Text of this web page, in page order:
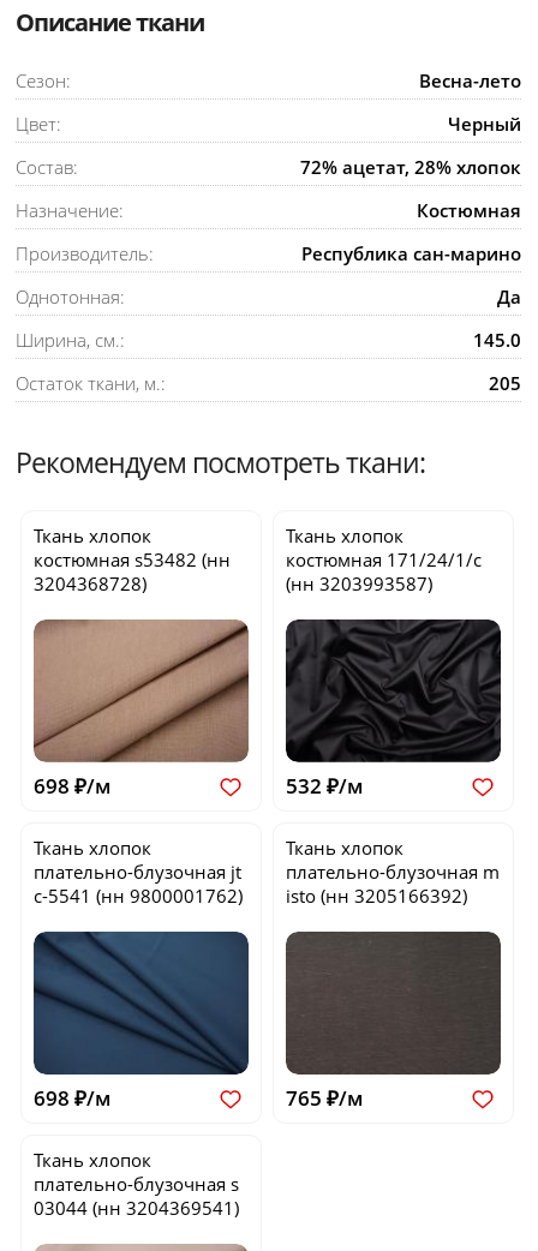
Описание ткани
Сезон:
Весна-лето
Цвет:
Черный
Состав:
72% ацетат, 28% хлопок
Назначение:
Костюмная
Производитель:
Республика сан-марино
Однотонная:
Да
Ширина, см.:
145.0
Остаток ткани, м.:
205
Рекомендуем посмотреть ткани:
Ткань хлопок
костюмнаяs53482 (нн
3204368728)
698 ₽/м
Ткань хлопок
костюмная 171/24/1/с
(нн 3203993587)
532 ₽/м
Ткань хлопок
плательно-блузочная jt
c-5541 (нн 9800001762)
698 ₽/м
Ткань хлопок
плательно-блузочная m
isto (нн 3205166392)
765 ₽/м
Ткань хлопок
плательно-блузочнаяs
03044 (нн 3204369541)